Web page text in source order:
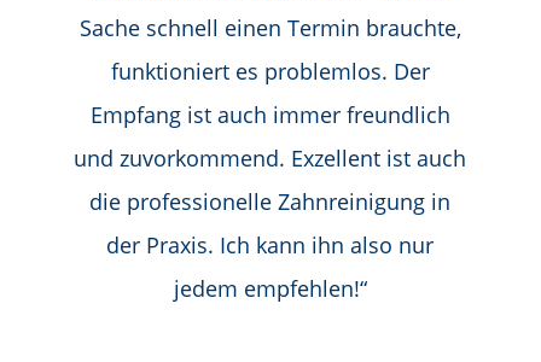
Sache schnell einen Termin brauchte,
funktioniert es problemlos. Der
Empfang ist auch immer freundlich
und zuvorkommend. Exzellent ist auch
die professionelle Zahnreinigung in
der Praxis. Ich kann ihn also nur
jedem empfehlen!“